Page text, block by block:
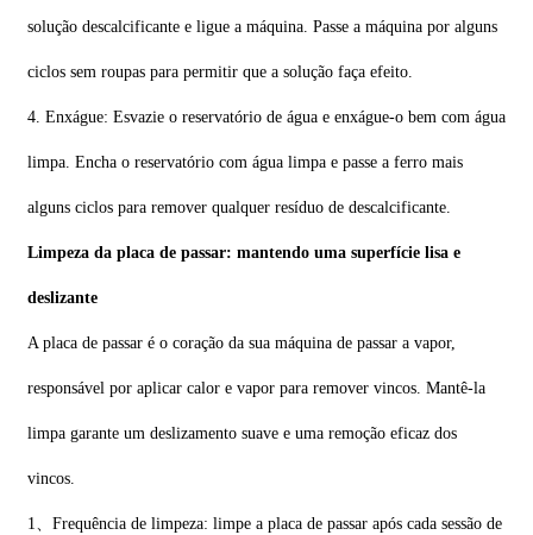
solução descalcificante e ligue a máquina. Passe a máquina por alguns
ciclos sem roupas para permitir que a solução faça efeito.
4. Enxágue: Esvazie o reservatório de água e enxágue-o bem com água
limpa. Encha o reservatório com água limpa e passe a ferro mais
alguns ciclos para remover qualquer resíduo de descalcificante.
Limpeza da placa de passar: mantendo uma superfície lisa e
deslizante
A placa de passar é o coração da sua máquina de passar a vapor,
responsável por aplicar calor e vapor para remover vincos. Mantê-la
limpa garante um deslizamento suave e uma remoção eficaz dos
vincos.
1、Frequência de limpeza: limpe a placa de passar após cada sessão de